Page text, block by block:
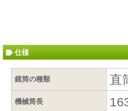
仕様
鏡筒の種類 直
機械筒長